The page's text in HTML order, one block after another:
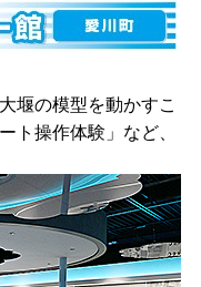
堰の模型を動かすこ
ト操作体験」など、